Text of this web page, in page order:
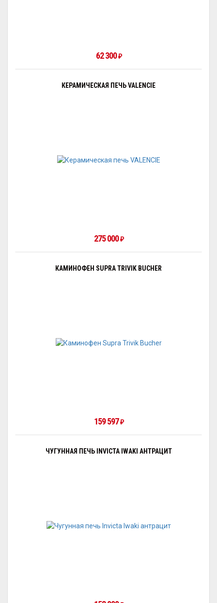
62 300 ₽
КЕРАМИЧЕСКАЯ ПЕЧЬ VALENCIE
275 000 ₽
КАМИНОФЕН SUPRA TRIVIK BUCHER
159 597 ₽
ЧУГУННАЯ ПЕЧЬ INVICTA IWAKI АНТРАЦИТ